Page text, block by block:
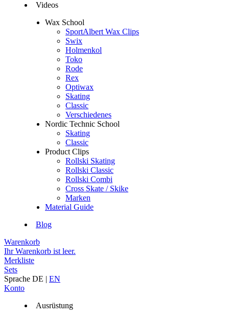
Videos
Wax School
SportAlbert Wax Clips
Swix
Holmenkol
Toko
Rode
Rex
Optiwax
Skating
Classic
Verschiedenes
Nordic Technic School
Skating
Classic
Product Clips
Rollski Skating
Rollski Classic
Rollski Combi
Cross Skate / Skike
Marken
Material Guide
Blog
Warenkorb
Ihr Warenkorb ist leer.
Merkliste
Sets
Sprache DE | EN
Konto
Ausrüstung